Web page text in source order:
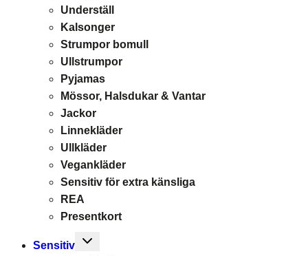
Underställ
Kalsonger
Strumpor bomull
Ullstrumpor
Pyjamas
Mössor, Halsdukar & Vantar
Jackor
Linnekläder
Ullkläder
Vegankläder
Sensitiv för extra känsliga
REA
Presentkort
Sensitiv
Toggle